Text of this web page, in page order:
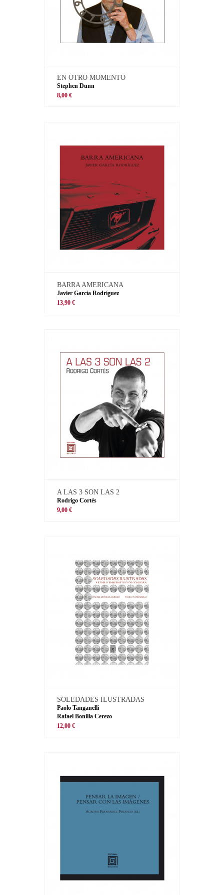
EN OTRO MOMENTO
Stephen Dunn
8,00 €
BARRA AMERICANA
Javier García Rodríguez
13,90 €
A LAS 3 SON LAS 2
Rodrigo Cortés
9,00 €
SOLEDADES ILUSTRADAS
Paolo Tanganelli
Rafael Bonilla Cerezo
12,00 €